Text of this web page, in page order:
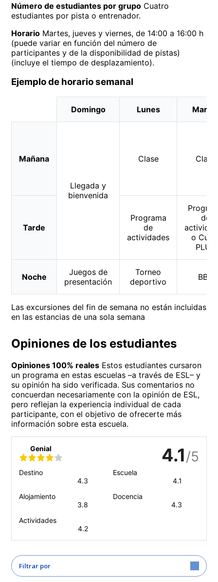
Número de estudiantes por grupo Cuatro
estudiantes por pista o entrenador.
Horario Martes, jueves y viernes, de 14:00 a 16:00 h
(puede variar en función del número de
participantes y de la disponibilidad de pistas)
(incluye el tiempo de desplazamiento).
Ejemplo de horario semanal
Domingo Lunes
Mañana
Llegada y
bienvenida
Clase Clase
Tarde
Programa
de
actividades
de
o
PLUS
Noche
Juegos de
presentación
Torneo
deportivo
BBQ
Las excursiones del fin de semana no están incluidas
en las estancias de una sola semana
Opiniones de los estudiantes
Opiniones 100% reales Estos estudiantes cursaron
un programa en estas escuelas –a través de ESL– y
su opinión ha sido verificada. Sus comentarios no
concuerdan necesariamente con la opinión de ESL,
pero reflejan la experiencia individual de cada
participante, con el objetivo de ofrecerte más
información sobre esta escuela.
Genial 4.1/5
Destino
4.3
Escuela
4.1
Alojamiento
3.8
Docencia
4.3
Actividades
4.2
Filtrar por